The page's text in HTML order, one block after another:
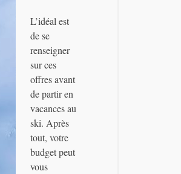
L’idéal est
de se
renseigner
sur ces
offres avant
de partir en
vacances au
ski. Après
tout, votre
budget peut
vous